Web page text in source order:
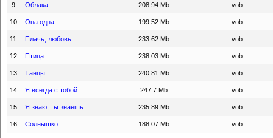
9 Облака 208.94 Mb vob
10 Она одна 199.52 Mb vob
11 Плачь, любовь 233.62 Mb vob
12 Птица 238.03 Mb vob
13 Танцы 240.81 Mb vob
14 Я всегда с тобой 247.7 Mb vob
15 Я знаю, ты знаешь 235.89 Mb vob
16 Солнышко 188.07 Mb vob